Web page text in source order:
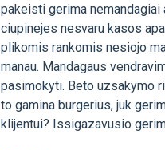
pakeisti gerima
ciupinejes nesvaru kasos
plikomis rankomis nesiojo
manau. Mandagaus
pasimokyti. Beto uzsakymo
to gamina burgerius, juk
klijentui? Issigazavusio